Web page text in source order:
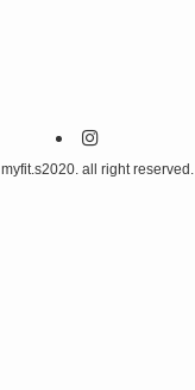
myfit.s2020. all right reserved.